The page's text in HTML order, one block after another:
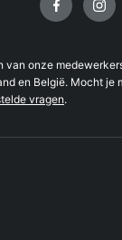
van onze
en België. Mocht je
vragen.